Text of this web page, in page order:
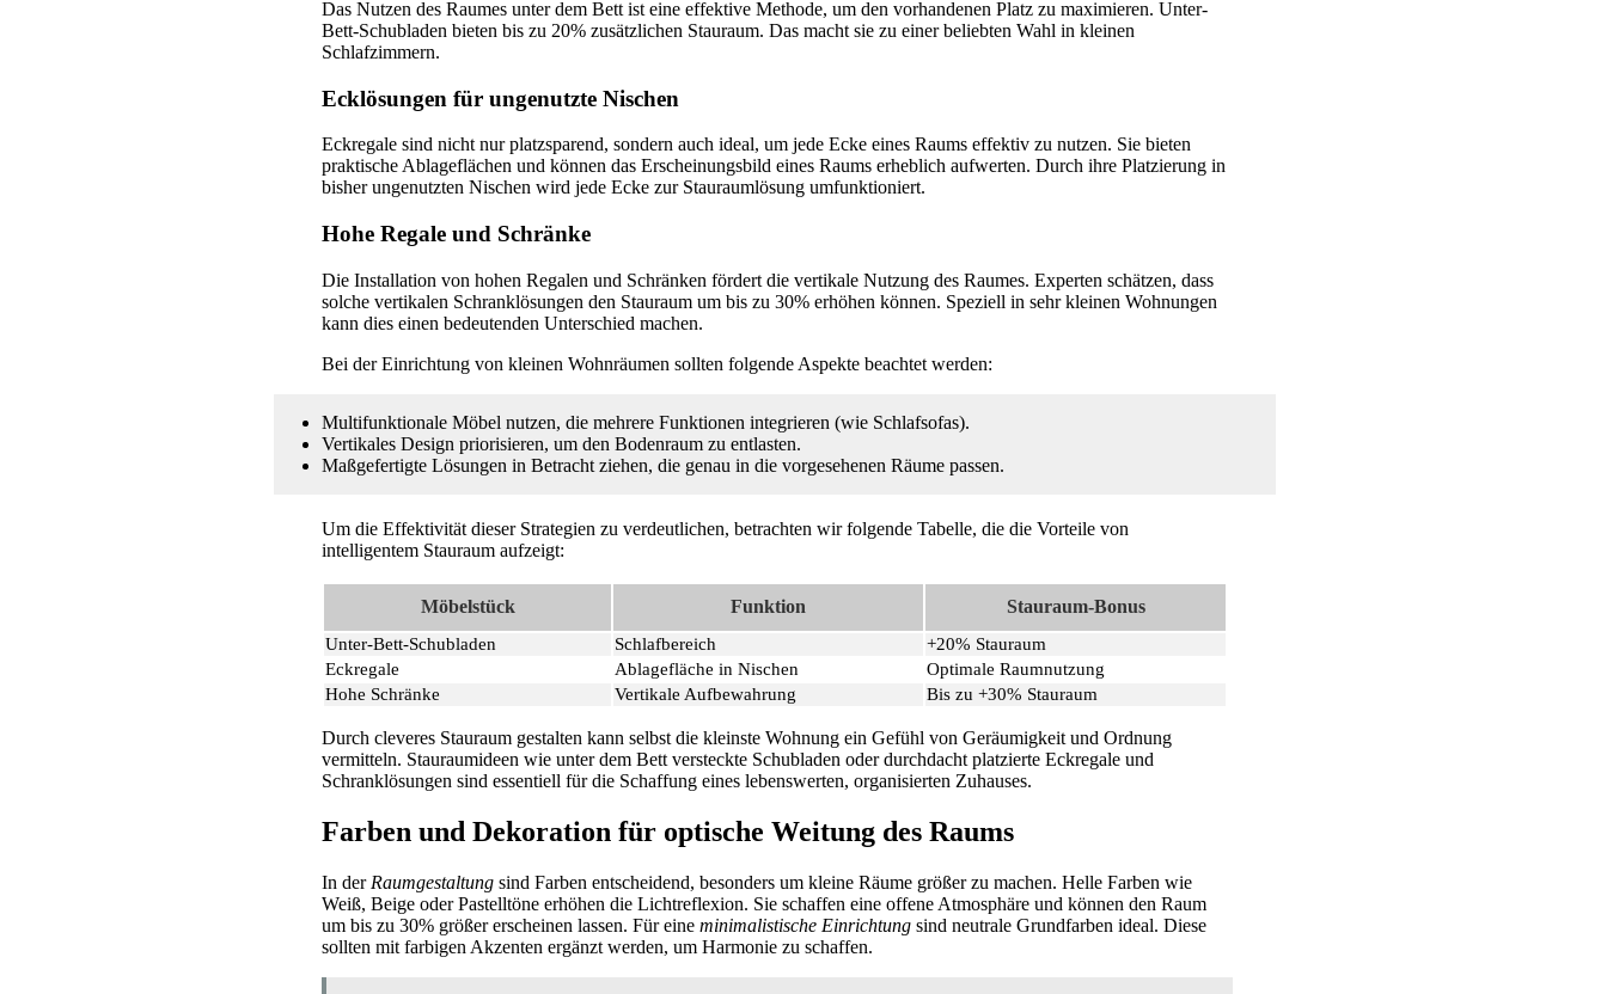
Das Nutzen des Raumes unter dem Bett ist eine effektive Methode, um den vorhandenen Platz zu maximieren. Unter-
Bett-Schubladen bieten bis zu 20% zusätzlichen Stauraum. Das macht sie zu einer beliebten Wahl in kleinen
Schlafzimmern.
Ecklösungen für ungenutzte Nischen
Eckregale sind nicht nur platzsparend, sondern auch ideal, um jede Ecke eines Raums effektiv zu nutzen. Sie bieten
praktische Ablageflächen und können das Erscheinungsbild eines Raums erheblich aufwerten. Durch ihre Platzierung in
bisher ungenutzten Nischen wird jede Ecke zur Stauraumlösung umfunktioniert.
Hohe Regale und Schränke
Die Installation von hohen Regalen und Schränken fördert die vertikale Nutzung des Raumes. Experten schätzen, dass
solche vertikalen Schranklösungen den Stauraum um bis zu 30% erhöhen können. Speziell in sehr kleinen Wohnungen
kann dies einen bedeutenden Unterschied machen.
Bei der Einrichtung von kleinen Wohnräumen sollten folgende Aspekte beachtet werden:
Multifunktionale Möbel nutzen, die mehrere Funktionen integrieren (wie Schlafsofas).
Vertikales Design priorisieren, um den Bodenraum zu entlasten.
Maßgefertigte Lösungen in Betracht ziehen, die genau in die vorgesehenen Räume passen.
Um die Effektivität dieser Strategien zu verdeutlichen, betrachten wir folgende Tabelle, die die Vorteile von
intelligentem Stauraum aufzeigt:
Möbelstück Funktion Stauraum-Bonus
Unter-Bett-Schubladen Schlafbereich
+20% Stauraum
Eckregale
Ablagefläche in Nischen
Optimale Raumnutzung
Hohe Schränke
Vertikale Aufbewahrung Bis zu +30% Stauraum
Durch cleveres Stauraum gestalten kann selbst die kleinste Wohnung ein Gefühl von Geräumigkeit und Ordnung
vermitteln. Stauraumideen wie unter dem Bett versteckte Schubladen oder durchdacht platzierte Eckregale und
Schranklösungen sind essentiell für die Schaffung eines lebenswerten, organisierten Zuhauses.
Farben und Dekoration für optische Weitung des Raums
In der Raumgestaltung sind Farben entscheidend, besonders um kleine Räume größer zu machen. Helle Farben wie
Weiß, Beige oder Pastelltöne erhöhen die Lichtreflexion. Sie schaffen eine offene Atmosphäre und können den Raum
um bis zu 30% größer erscheinen lassen. Für eine minimalistische Einrichtung sind neutrale Grundfarben ideal. Diese
sollten mit farbigen Akzenten ergänzt werden, um Harmonie zu schaffen.